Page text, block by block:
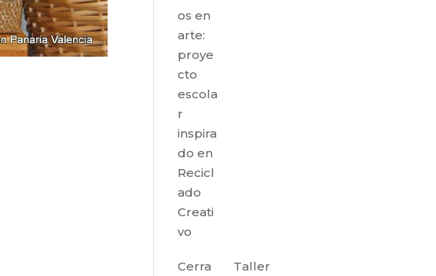
os en
arte:
proye
cto
escola
r
inspira
do en
Recicl
ado
Creati
vo
Cerra
Taller